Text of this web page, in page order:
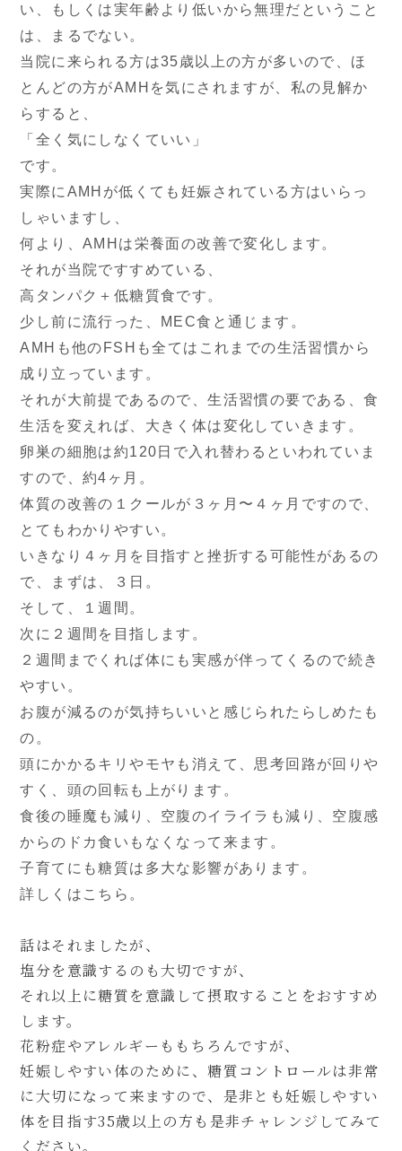
い、もしくは実年齢より低いから無理だということ
は、まるでない。
当院に来られる方は35歳以上の方が多いので、ほ
とんどの方がAMHを気にされますが、私の見解か
らすると、
「全く気にしなくていい」
です。
実際にAMHが低くても妊娠されている方はいらっ
しゃいますし、
何より、AMHは栄養面の改善で変化します。
それが当院ですすめている、
高タンパク＋低糖質食です。
少し前に流行った、MEC食と通じます。
AMHも他のFSHも全てはこれまでの生活習慣から
成り立っています。
それが大前提であるので、生活習慣の要である、食
生活を変えれば、大きく体は変化していきます。
卵巣の細胞は約120日で入れ替わるといわれていま
すので、約4ヶ月。
体質の改善の１クールが３ヶ月〜４ヶ月ですので、
とてもわかりやすい。
いきなり４ヶ月を目指すと挫折する可能性があるの
で、まずは、３日。
そして、１週間。
次に２週間を目指します。
２週間までくれば体にも実感が伴ってくるので続き
やすい。
お腹が減るのが気持ちいいと感じられたらしめたも
の。
頭にかかるキリやモヤも消えて、思考回路が回りや
すく、頭の回転も上がります。
食後の睡魔も減り、空腹のイライラも減り、空腹感
からのドカ食いもなくなって来ます。
子育てにも糖質は多大な影響があります。
詳しくはこちら。
話はそれましたが、
塩分を意識するのも大切ですが、
それ以上に糖質を意識して摂取することをおすすめ
します。
花粉症やアレルギーももちろんですが、
妊娠しやすい体のために、糖質コントロールは非常
に大切になって来ますので、是非とも妊娠しやすい
体を目指す35歳以上の方も是非チャレンジしてみて
ください。